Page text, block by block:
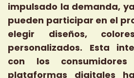
impulsado la demanda,
pueden participar en el
elegir diseños,
personalizados.
Esta
con los
plataformas digitales